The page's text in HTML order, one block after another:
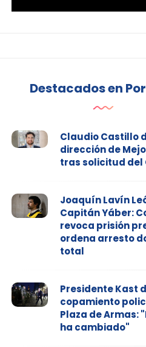
Destacados en
Claudio Castillo
dirección de
tras solicitud del
Joaquín Lavín
Capitán Yáber:
revoca prisión
ordena arresto
total
Presidente Kast
copamiento
Plaza de Armas:
ha cambiado"